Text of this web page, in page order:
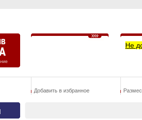
Не
Добавить в избранное